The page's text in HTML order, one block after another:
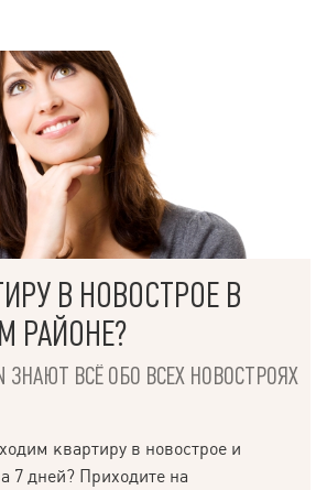
В НОВОСТРОЕ В
РАЙОНЕ?
ЗНАЮТ ВСЁ ОБО ВСЕХ НОВОСТРОЯХ
квартиру в новострое и
7 дней? Приходите на